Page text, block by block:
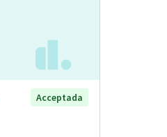
Acceptada